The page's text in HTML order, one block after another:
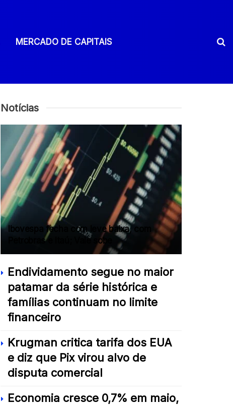
MERCADO DE CAPITAIS
Notícias
Ibovespa fecha com leve baixa, com
Petrobras e Itaú; Vale sobe
Endividamento segue no maior
patamar da série histórica e
famílias continuam no limite
financeiro
Krugman critica tarifa dos EUA
e diz que Pix virou alvo de
disputa comercial
Economia cresce 0,7% em maio,